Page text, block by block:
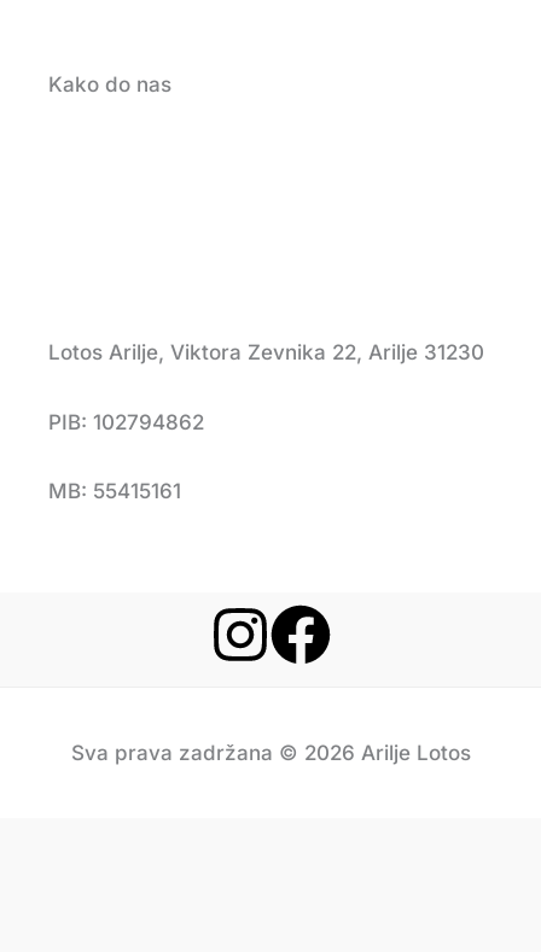
Kako do nas
Lotos Arilje, Viktora Zevnika 22, Arilje 31230
PIB: 102794862
MB: 55415161
Sva prava zadržana © 2026 Arilje Lotos